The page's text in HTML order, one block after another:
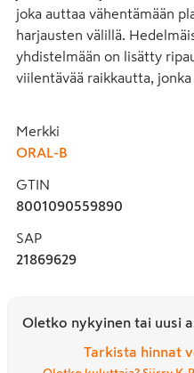
joka auttaa vähentämään
harjausten välillä.
yhdistelmään on lisätty
viilentävää raikkautta,
Merkki
ORAL-B
GTIN
8001090559890
SAP
21869629
Oletko nykyinen tai uusi
Tarkista hinnat